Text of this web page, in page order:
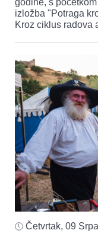
izložba "Potraga
Kroz ciklus radova
Četvrtak, 09